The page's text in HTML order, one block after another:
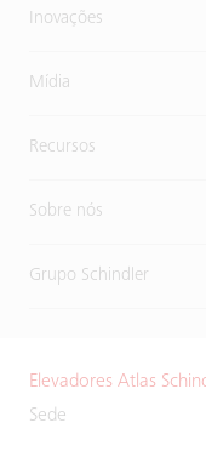
Inovações
Mídia
Recursos
Sobre nós
Grupo Schindler
Elevadores Atlas
Sede